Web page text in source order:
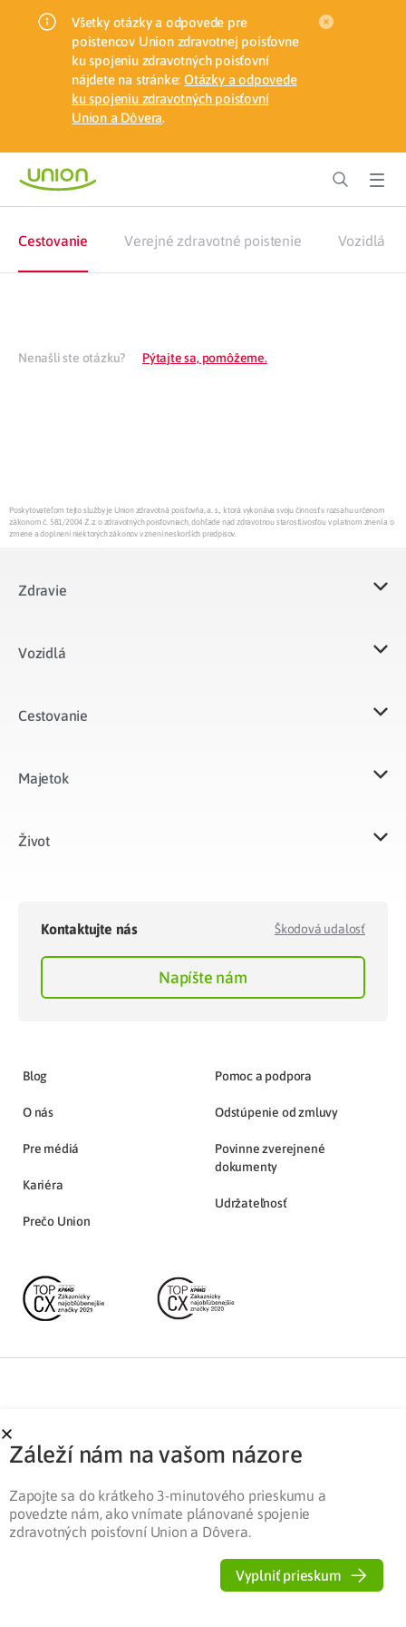
Všetky otázky a odpovede pre
poistencov Union zdravotnej poisťovne
ku spojeniu zdravotných poisťovní
nájdete na stránke: Otázky a odpovede
ku spojeniu zdravotných poisťovní
Union a Dôvera.
Cestovanie Verejné zdravotné poistenie Vozidlá
Nenašli ste otázku? Pýtajte sa, pomôžeme.
Poskytovateľom tejto služby je Union zdravotná poisťovňa, a. s., ktorá vykonáva svoju činnosť v rozsahu určenom
zákonom č. 581/2004 Z.z. o zdravotných poisťovniach, dohľade nad zdravotnou starostlivosťou v platnom znení a o
zmene a doplnení niektorých zákonov v znení neskorších predpisov.
Zdravie
Vozidlá​
Cestovanie
Majetok​
Život​
Kontaktujte nás Škodová udalosť
Napíšte nám
Blog
O nás
Pre médiá
Kariéra
Prečo Union
Pomoc a podpora
Odstúpenie od zmluvy
Povinne zverejnené
dokumenty
Udržateľnosť
Partnerská zóna Ochrana osobných údajov
Záleží nám na vašom názore
Zapojte sa do krátkeho 3-minutového prieskumu a
povedzte nám, ako vnímate plánované spojenie
zdravotných poisťovní Union a Dôvera.
Vyplniť prieskum